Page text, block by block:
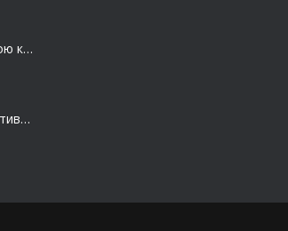
Плазмолифтинг: сделайте свою кожу моложе и свежей
4 заболевания, которые негативно влияют на зубы